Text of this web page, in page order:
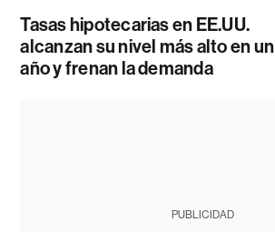
Tasas hipotecarias en EE.UU.
alcanzan su nivel más alto en un
año y frenan la demanda
PUBLICIDAD